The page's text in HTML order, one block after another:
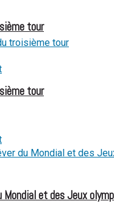
tour
tour
Mondial et des Jeux